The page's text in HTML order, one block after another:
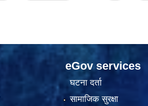
eGov services
घटना दर्ता
सामाजिक सुरक्षा